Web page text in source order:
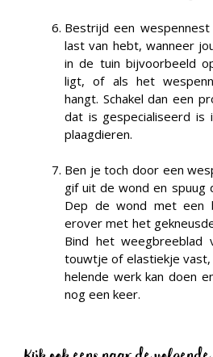
Bestrijd een
last van hebt, wanneer
in de tuin bijvoorbeeld
ligt, of als het
hangt. Schakel dan een
dat is gespecialiseerd is
plaagdieren.
Ben je toch door een
gif uit de wond en spuug
Dep de wond met een
erover met het
Bind het weegbreeblad
touwtje of elastiekje
helende werk kan doen
nog een keer.